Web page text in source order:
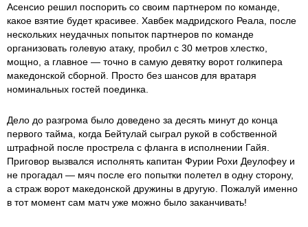
Асенсио решил поспорить со своим партнером по команде,
какое взятие будет красивее. Хавбек мадридского Реала, после
нескольких неудачных попыток партнеров по команде
организовать голевую атаку, пробил с 30 метров хлестко,
мощно, а главное — точно в самую девятку ворот голкипера
македонской сборной. Просто без шансов для вратаря
номинальных гостей поединка.
Дело до разгрома было доведено за десять минут до конца
первого тайма, когда Бейтулай сыграл рукой в собственной
штрафной после прострела с фланга в исполнении Гайя.
Приговор вызвался исполнять капитан Фурии Рохи Деулофеу и
не прогадал — мяч после его попытки полетел в одну сторону,
а страж ворот македонской дружины в другую. Пожалуй именно
в тот момент сам матч уже можно было заканчивать!